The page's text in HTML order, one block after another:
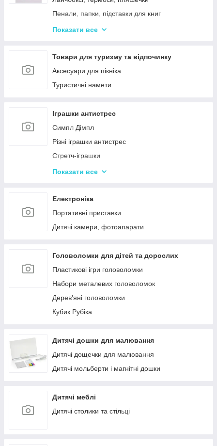
Пенали, папки, підставки для книг
Фарбі, пензлики, альбоми
Зошити, блокноти, щоденники, обкладинки
Наклейки, стікери, закладки
Кольоровий папір, картон, клей
Циркулі, лінійки, трафарети
Художні аксесуари та інструменти
Показати все
Товари для туризму та відпочинку
Аксесуари для пікніка
Туристичні намети
Іграшки антистрес
Симпл Дімпл
Різні іграшки антистрес
Стретч-іграшки
Іграшки Pop it
Показати все
Електроніка
Портативні приставки
Дитячі камери, фотоапарати
Головоломки для дітей та дорослих
Пластикові ігри головоломки
Набори металевих головоломок
Дерев'яні головоломки
Кубик Рубіка
Дитячі дошки для малювання
Дитячі дощечки для малювання
Дитячі мольберти і магнітні дошки
Дитячі меблі
Дитячі столики та стільці